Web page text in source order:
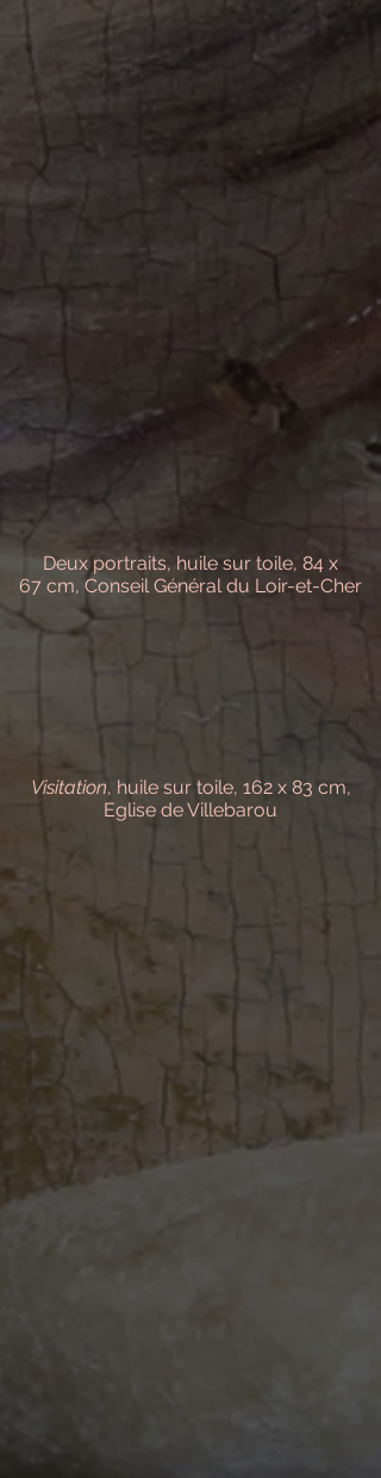
Deux portraits, huile sur toile, 84 x
67 cm, Conseil Général du Loir-et-Cher
Visitation, huile sur toile, 162 x 83 cm,
Eglise de Villebarou